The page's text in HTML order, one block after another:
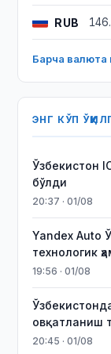
RUB
Барча валюта
ЭНГ КЎП
Ўзбекистон
бўлди
20:37 · 01/08
Yandex Auto
технологик
19:56 · 01/08
овқатланиш
20:45 · 01/08